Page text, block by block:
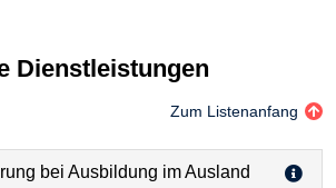
Dienstleistungen
Zum Listenanfang
bei Ausbildung im Ausland